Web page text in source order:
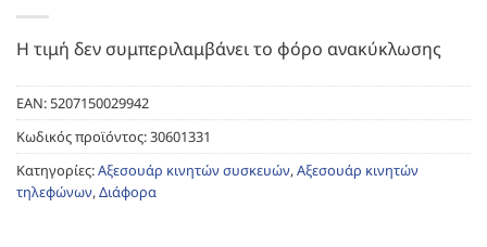
Η τιμή δεν συμπεριλαμβάνει το φόρο ανακύκλωσης
EAN:5207150029942
Κωδικός προϊόντος:30601331
Κατηγορίες:Αξεσουάρ κινητών συσκευών,Αξεσουάρ κινητών
τηλεφώνων,Διάφορα